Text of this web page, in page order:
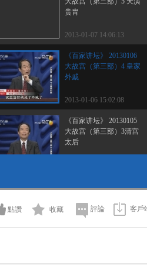
贵胄
2013-01-07 14:06:13
《百家讲坛》 20130106
大故宫（第三部）4 皇家
外戚
2013-01-06 15:02:08
《百家讲坛》 20130105
大故宫（第三部）3清宫
太后
太后
2013-01-04 14:46:58
大故宫（第三部）1太上
點讚 收藏 評論 客戶